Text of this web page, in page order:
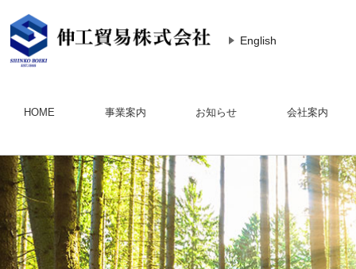
English
HOME 事業案内 お知らせ 会社案内